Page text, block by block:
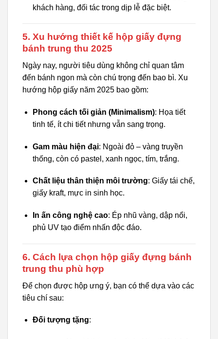
khách hàng, đối tác trong dịp lễ đặc biệt.
5. Xu hướng thiết kế hộp giấy đựng
bánh trung thu 2025
Ngày nay, người tiêu dùng không chỉ quan tâm
đến bánh ngon mà còn chú trọng đến bao bì. Xu
hướng hộp giấy năm 2025 bao gồm:
Phong cách tối giản (Minimalism): Họa tiết
tinh tế, ít chi tiết nhưng vẫn sang trọng.
Gam màu hiện đại: Ngoài đỏ – vàng truyền
thống, còn có pastel, xanh ngọc, tím, trắng.
Chất liệu thân thiện môi trường: Giấy tái chế,
giấy kraft, mực in sinh học.
In ấn công nghệ cao: Ép nhũ vàng, dập nổi,
phủ UV tạo điểm nhấn độc đáo.
6. Cách lựa chọn hộp giấy đựng bánh
trung thu phù hợp
Để chọn được hộp ưng ý, bạn có thể dựa vào các
tiêu chí sau:
Đối tượng tặng: